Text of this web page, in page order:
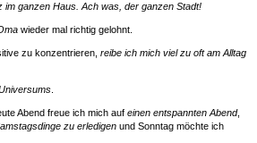
im ganzen Haus. Ach was, der ganzen Stadt!
wieder mal richtig gelohnt.
zu konzentrieren, reibe ich mich viel zu oft am Alltag
Abend freue ich mich auf einen entspannten Abend,
zu erledigen und Sonntag möchte ich